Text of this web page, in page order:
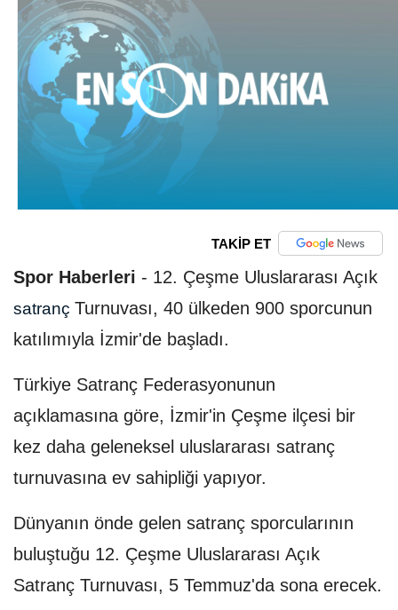
TAKİP ET
Spor Haberleri - 12. Çeşme Uluslararası Açık
satranç Turnuvası, 40 ülkeden 900 sporcunun
katılımıyla İzmir'de başladı.
Türkiye Satranç Federasyonunun
açıklamasına göre, İzmir'in Çeşme ilçesi bir
kez daha geleneksel uluslararası satranç
turnuvasına ev sahipliği yapıyor.
Dünyanın önde gelen satranç sporcularının
buluştuğu 12. Çeşme Uluslararası Açık
Satranç Turnuvası, 5 Temmuz'da sona erecek.